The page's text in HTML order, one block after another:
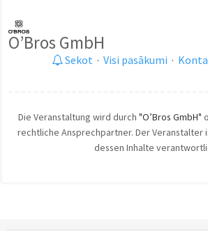
O’Bros GmbH
Sekot · Visi pasākumi ·
Die Veranstaltung wird durch "O’Bros GmbH"
rechtliche Ansprechpartner. Der Veranstalter
dessen Inhalte